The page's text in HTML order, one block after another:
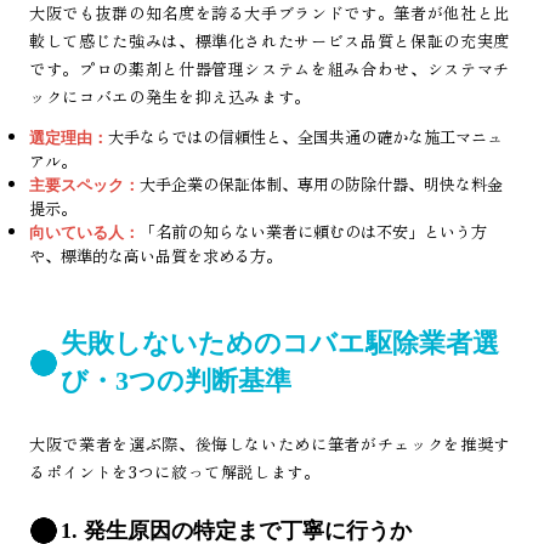
大阪でも抜群の知名度を誇る大手ブランドです。筆者が他社と比
較して感じた強みは、標準化されたサービス品質と保証の充実度
です。プロの薬剤と什器管理システムを組み合わせ、システマチ
ックにコバエの発生を抑え込みます。
選定理由： 大手ならではの信頼性と、全国共通の確かな施工マニュ
アル。
主要スペック： 大手企業の保証体制、専用の防除什器、明快な料金
提示。
向いている人：
「名前の知らない業者に頼むのは不安」という方
や、標準的な高い品質を求める方。
失敗しないためのコバエ駆除業者選
び・3つの判断基準
大阪で業者を選ぶ際、後悔しないために筆者がチェックを推奨す
るポイントを3つに絞って解説します。
1. 発生原因の特定まで丁寧に行うか